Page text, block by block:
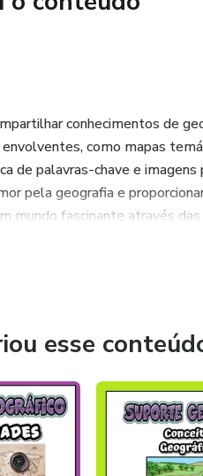
conhecimentos de
como mapas
de palavras-chave e
pela geografia e
mundo fascinante através das
esse